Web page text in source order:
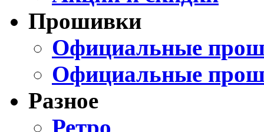
Прошивки
Официальные
Официальные
Разное